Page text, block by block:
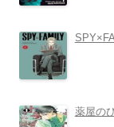
薬屋の